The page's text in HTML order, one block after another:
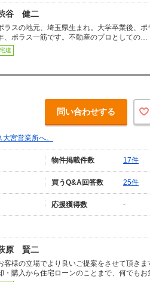
谷 健二
ラスの地元、埼玉県生まれ。大学卒業後、
、ポラス一筋です。不動産のプロとしての…
宅建
問い合わせする
宮営業所へ。
物件掲載件数 17件
買うQ&A回答数 25件
応援獲得数 -
原 賢二
客様の立場でより良いご提案をさせて頂き
・購入から住宅ローンのことまで、何でも